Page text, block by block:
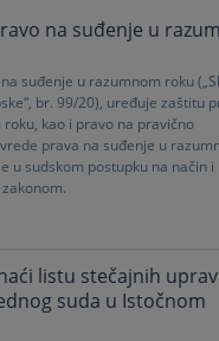
na suđenje u
suđenje u razumnom roku
br. 99/20), uređuje zaštitu
kao i pravo na pravično
prava na suđenje u
u sudskom postupku na način i
listu stečajnih
suda u Istočnom